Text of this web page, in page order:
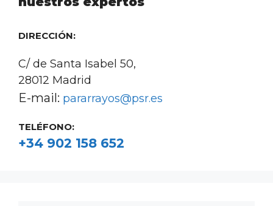
DIRECCIÓN:
C/ de Santa Isabel 50,
28012 Madrid
E-mail: pararrayos@psr.es
TELÉFONO:
+34 902 158 652